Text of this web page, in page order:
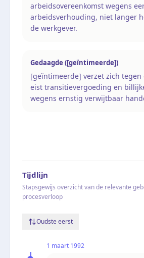
arbeidsovereenkomst wegens
arbeidsverhouding, niet langer
de werkgever.
Gedaagde ([geïntimeerde])
[geïntimeerde] verzet zich
eist transitievergoeding en
wegens ernstig verwijtbaar
Tijdlijn
Stapsgewijs overzicht van de relevante
procesverloop
Oudste eerst
1 maart 1992